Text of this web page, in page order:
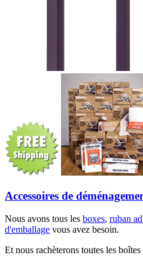
Accessoires de
Nous avons tous les boxes, ruban
d'emballage vous avez besoin.
Et nous rachèterons toutes les